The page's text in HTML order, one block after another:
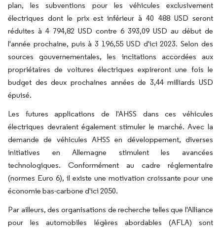
plan, les subventions pour les véhicules exclusivement
électriques dont le prix est inférieur à 40 488 USD seront
réduites à 4 794,82 USD contre 6 393,09 USD au début de
l'année prochaine, puis à 3 196,55 USD d'ici 2023. Selon des
sources gouvernementales, les incitations accordées aux
propriétaires de voitures électriques expireront une fois le
budget des deux prochaines années de 3,44 milliards USD
épuisé.
Les futures applications de l'AHSS dans ces véhicules
électriques devraient également stimuler le marché. Avec la
demande de véhicules AHSS en développement, diverses
initiatives en Allemagne stimulent les avancées
technologiques. Conformément au cadre réglementaire
(normes Euro 6), il existe une motivation croissante pour une
économie bas-carbone d'ici 2050.
Par ailleurs, des organisations de recherche telles que l'Alliance
pour les automobiles légères abordables (AFLA) sont